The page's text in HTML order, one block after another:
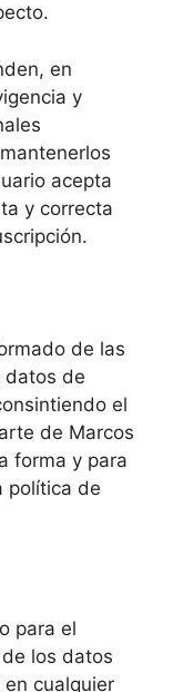
en
y
acepta
y correcta
de las
datos de
el
de Marcos
forma y para
política de
para el
los datos
cualquier